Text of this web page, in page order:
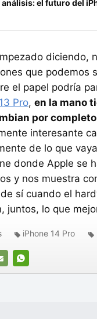
análisis: el futuro del
diciendo,
que podemos
el papel podría
Pro, en la mano
por
interesante
de lo que
donde Apple se
y nos muestra
sí cuando el
juntos, lo que
WHATSAPP
iPhone 14 Pro